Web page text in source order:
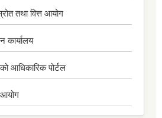
तथा वित्त आयोग
कार्यालय
आधिकारिक पोर्टल